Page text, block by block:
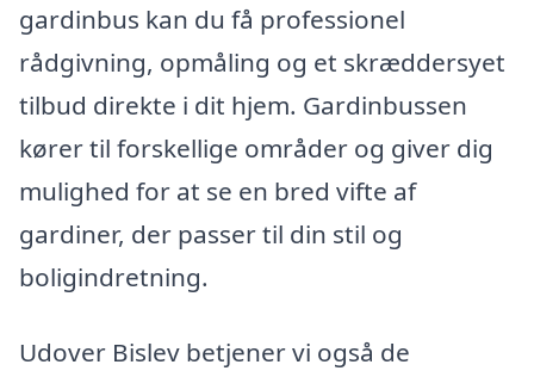
gardinbus kan du få professionel
rådgivning, opmåling og et skræddersyet
tilbud direkte i dit hjem. Gardinbussen
kører til forskellige områder og giver dig
mulighed for at se en bred vifte af
gardiner, der passer til din stil og
boligindretning.
Udover Bislev betjener vi også de